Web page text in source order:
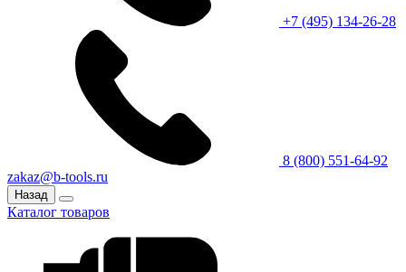
+7 (495) 134-26-28
8 (800) 551-64-92
zakaz@b-tools.ru
Назад
Каталог товаров